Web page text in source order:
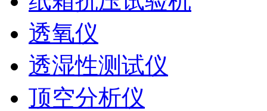
透氧仪
透湿性测试仪
顶空分析仪